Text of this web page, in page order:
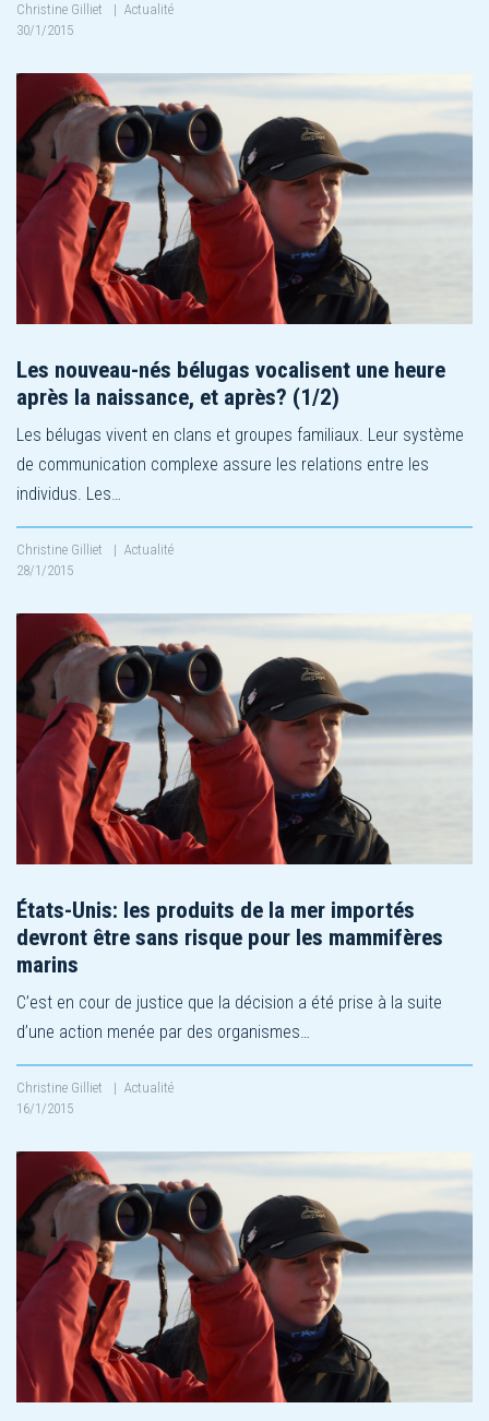
Christine Gilliet | Actualité
30/1/2015
Les nouveau-nés bélugas vocalisent une heure
après la naissance, et après? (1/2)
Les bélugas vivent en clans et groupes familiaux. Leur système
de communication complexe assure les relations entre les
individus. Les…
Christine Gilliet | Actualité
28/1/2015
États-Unis: les produits de la mer importés
devront être sans risque pour les mammifères
marins
C’est en cour de justice que la décision a été prise à la suite
d’une action menée par des organismes…
Christine Gilliet | Actualité
16/1/2015